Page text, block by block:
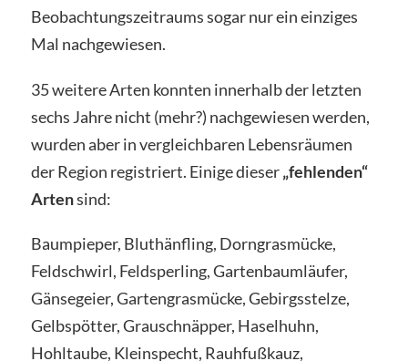
Beobachtungszeitraums sogar nur ein einziges
Mal nachgewiesen.
35 weitere Arten konnten innerhalb der letzten
sechs Jahre nicht (mehr?) nachgewiesen werden,
wurden aber in vergleichbaren Lebensräumen
der Region registriert. Einige dieser„fehlenden“
Artensind:
Baumpieper, Bluthänfling, Dorngrasmücke,
Feldschwirl, Feldsperling, Gartenbaumläufer,
Gänsegeier, Gartengrasmücke, Gebirgsstelze,
Gelbspötter, Grauschnäpper, Haselhuhn,
Hohltaube, Kleinspecht, Rauhfußkauz,